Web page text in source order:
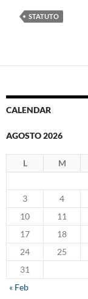
STATUTO
CALENDAR
AGOSTO 2026
L M
3
4
10
11
17
18
24
25
31
« Feb